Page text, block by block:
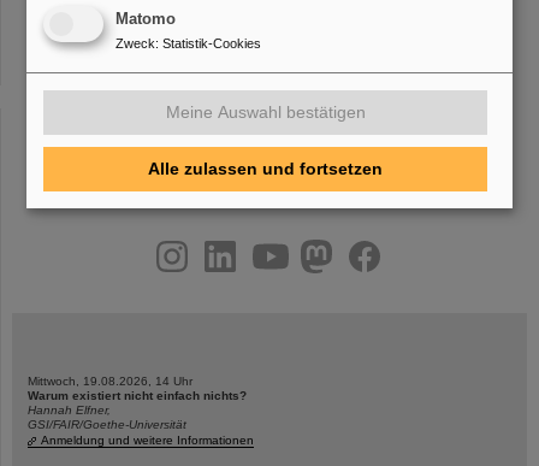
« 1 2 3 4 5 6 7 8 9 10 .... »
youtubehelmholtz.socialfacebook
Mittwoch, 19.08.2026, 14 Uhr
Warum existiert nicht einfach nichts?
Hannah Elfner,
GSI/FAIR/Goethe-Universität
Anmeldung und weitere Informationen
Matomo
Zweck: Statistik-Cookies
Meine Auswahl bestätigen
Alle zulassen und fortsetzen